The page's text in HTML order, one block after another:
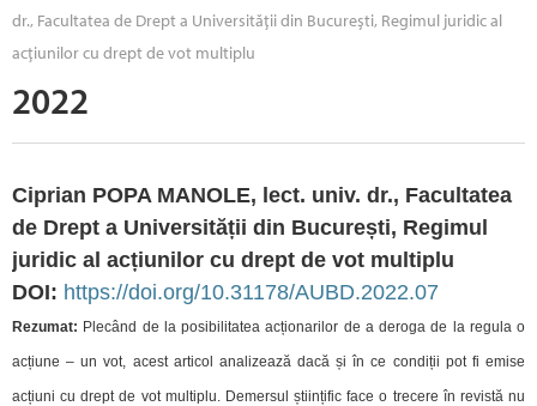
dr., Facultatea de Drept a Universității din București, Regimul juridic al
acțiunilor cu drept de vot multiplu
2022
Ciprian POPA MANOLE, lect. univ. dr., Facultatea
de Drept a Universității din București, Regimul
juridic al acțiunilor cu drept de vot multiplu
DOI: https://doi.org/10.31178/AUBD.2022.07
Rezumat: Plecând de la posibilitatea acționarilor de a deroga de la regula o
acțiune – un vot, acest articol analizează dacă și în ce condiții pot fi emise
acțiuni cu drept de vot multiplu. Demersul științific face o trecere în revistă nu